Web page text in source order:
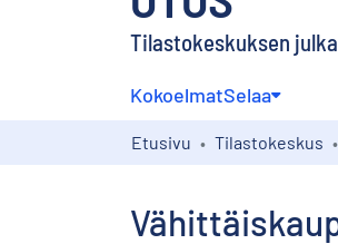
Tilastokeskuksen
KokoelmatSelaa
Etusivu Tilastokeskus